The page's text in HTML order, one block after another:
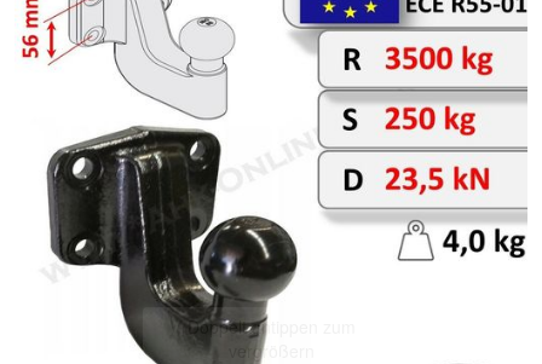
Doppelt antippen zum
vergrößern